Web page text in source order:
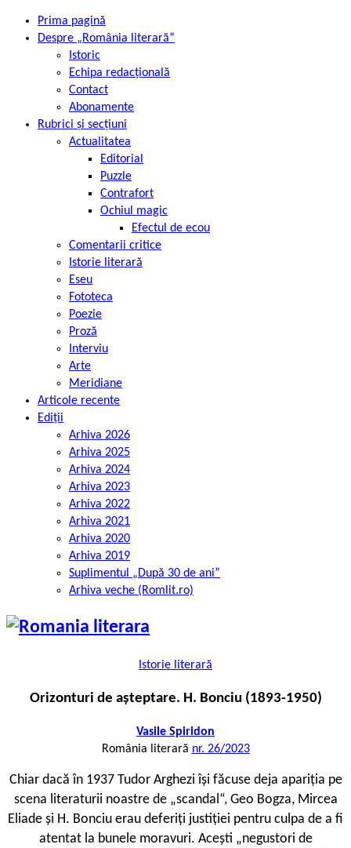
Prima pagină
Despre „România literară”
Istoric
Echipa redacțională
Contact
Abonamente
Rubrici și secțiuni
Actualitatea
Editorial
Puzzle
Contrafort
Ochiul magic
Efectul de ecou
Comentarii critice
Istorie literară
Eseu
Fototeca
Poezie
Proză
Interviu
Arte
Meridiane
Articole recente
Ediții
Arhiva 2026
Arhiva 2025
Arhiva 2024
Arhiva 2023
Arhiva 2022
Arhiva 2021
Arhiva 2020
Arhiva 2019
Suplimentul „După 30 de ani”
Arhiva veche (Romlit.ro)
Istorie literară
Orizonturi de așteptare. H. Bonciu (1893-1950)
Vasile Spiridon
România literară nr. 26/2023
Chiar dacă în 1937 Tudor Arghezi își făcuse deja apariția pe
scena literaturii noastre de „scandal“, Geo Bogza, Mircea
Eliade și H. Bonciu erau deferiți justiției pentru culpa de a fi
atentat la bunele moravuri. Acești „negustori de